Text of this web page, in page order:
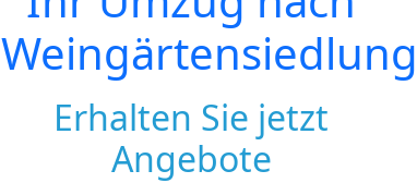
Weingärtensiedlung
Erhalten Sie jetzt
Angebote